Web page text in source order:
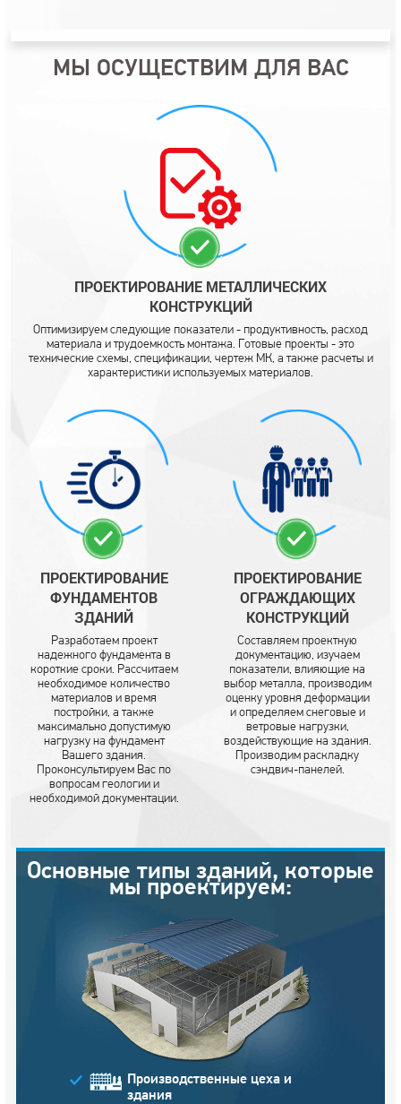
МЫ ОСУЩЕСТВИМ ДЛЯ ВАС
ПРОЕКТИРОВАНИЕ
ФУНДАМЕНТОВ
ЗДАНИЙ
Разработаем проект
надежного фундамента в
короткие сроки. Рассчитаем
необходимое количество
материалов и время
постройки, а также
максимально допустимую
нагрузку на фундамент
Вашего здания.
Проконсультируем Вас по
вопросам геологии и
необходимой документации.
ПРОЕКТИРОВАНИЕ МЕТАЛЛИЧЕСКИХ
КОНСТРУКЦИЙ
Оптимизируем следующие показатели - продуктивность, расход
материала и трудоемкость монтажа. Готовые проекты - это
технические схемы, спецификации, чертеж МК, а также расчеты и
характеристики используемых материалов.
ПРОЕКТИРОВАНИЕ
ОГРАЖДАЮЩИХ
КОНСТРУКЦИЙ
Составляем проектную
документацию, изучаем
показатели, влияющие на
выбор металла, производим
оценку уровня деформации
и определяем снеговые и
ветровые нагрузки,
воздействующие на здания.
Производим раскладку
сэндвич-панелей.
Основные типы зданий, которые
мы проектируем:
Производственные цеха и
здания